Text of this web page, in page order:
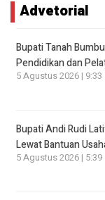
Advetorial
Bupati Tanah
Pendidikan dan
5 Agustus 2026 | 9:33
Bupati Andi Rudi
Lewat Bantuan
5 Agustus 2026 | 5:39